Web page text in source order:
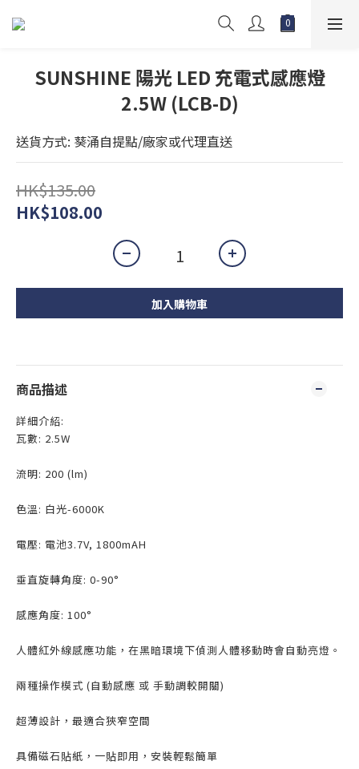
SUNSHINE 陽光 LED 充電式感應燈
2.5W (LCB-D)
送貨方式: 葵涌自提點/廠家或代理直送
HK$135.00
HK$108.00
加入購物車
商品描述
詳細介紹:
瓦數: 2.5W
流明: 200 (lm)
色溫: 白光-6000K
電壓: 電池3.7V, 1800mAH
垂直旋轉角度: 0-90°
感應角度: 100°
人體紅外線感應功能，在黑暗環境下偵測人體移動時會自動亮燈。
兩種操作模式 (自動感應 或 手動調較開關)
超薄設計，最適合狹窄空間
具備磁石貼紙，一貼即用，安裝輕鬆簡單